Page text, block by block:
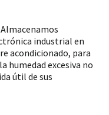
Almacenamos
industrial en
acondicionado, para
humedad excesiva no
útil de sus